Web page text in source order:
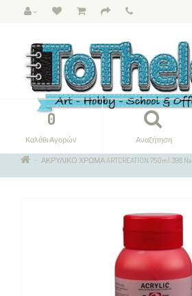
Αναζήτηση
0
Καλάθι Αγορών
ΑΚΡΥΛΙΚΟ ΧΡΩΜΑ ARTCREATION 750ml 398